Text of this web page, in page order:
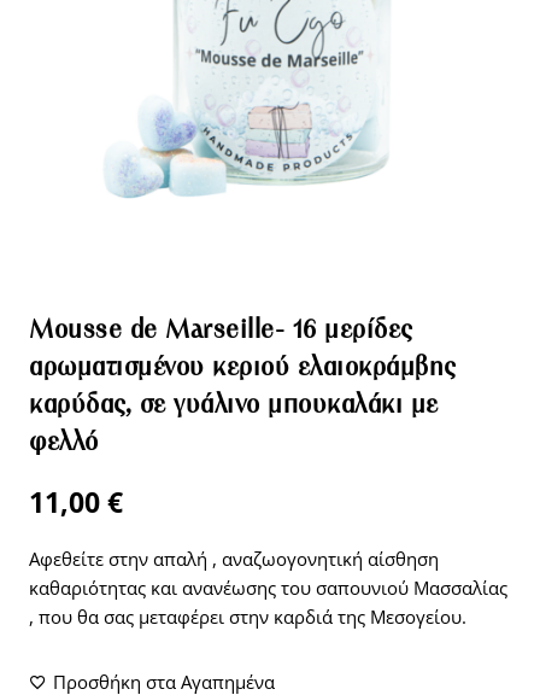
Mousse de Marseille- 16 μερίδες
αρωματισμένου κεριού ελαιοκράμβης
καρύδας, σε γυάλινο μπουκαλάκι με
φελλό
11,00€
Αφεθείτε στην απαλή , αναζωογονητική αίσθηση
καθαριότητας και ανανέωσης του σαπουνιού Μασσαλίας
, που θα σας μεταφέρει στην καρδιά της Μεσογείου.
Προσθήκη στα Αγαπημένα